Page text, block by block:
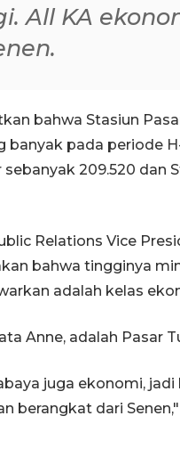
All KA
bahwa Stasiun
pada periode
sebanyak 209.520 dan
Relations Vice
bahwa tingginya
adalah kelas
Anne, adalah Pasar
juga ekonomi,
berangkat dari